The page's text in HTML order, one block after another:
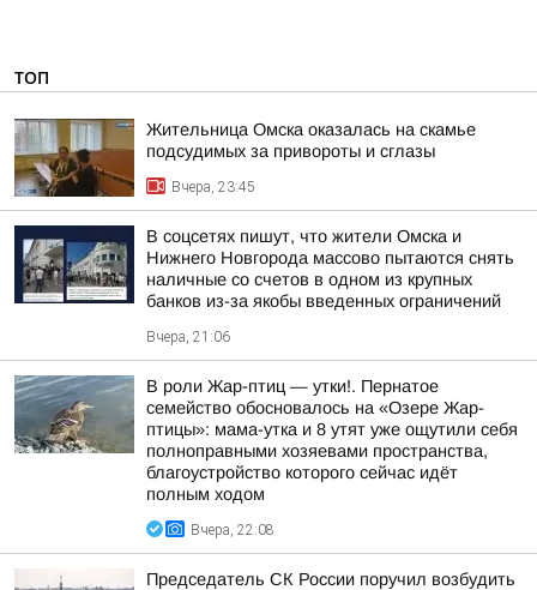
ТОП
Жительница Омска оказалась на скамье
подсудимых за привороты и сглазы
Вчера, 23:45
В соцсетях пишут, что жители Омска и
Нижнего Новгорода массово пытаются снять
наличные со счетов в одном из крупных
банков из-за якобы введенных ограничений
Вчера, 21:06
В роли Жар-птиц — утки!. Пернатое
семейство обосновалось на «Озере Жар-
птицы»: мама-утка и 8 утят уже ощутили себя
полноправными хозяевами пространства,
благоустройство которого сейчас идёт
полным ходом
Вчера, 22:08
Председатель СК России поручил возбудить